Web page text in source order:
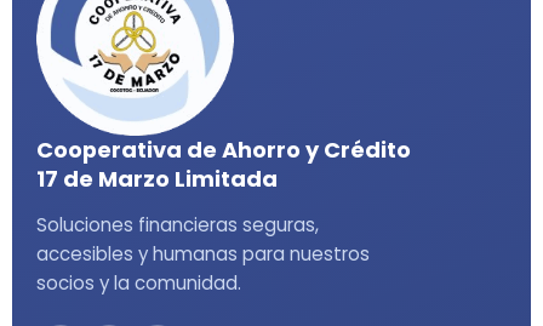
Cooperativa de Ahorro y Crédito
17 de Marzo Limitada
Soluciones financieras seguras,
accesibles y humanas para nuestros
socios y la comunidad.